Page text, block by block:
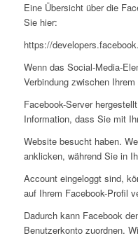
Eine Übersicht über die
Sie hier:
https://
Wenn das Social-Media-
Verbindung zwischen
Facebook-Server
Information, dass Sie mit
Website besucht haben.
anklicken, während Sie in
Account eingeloggt sind,
auf Ihrem Facebook-Profil
Dadurch kann Facebook
Benutzerkonto zuordnen.